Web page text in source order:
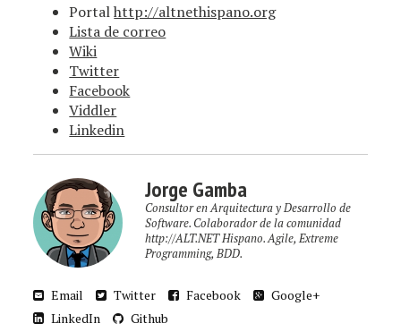
Portalhttp://altnethispano.org
Lista de correo
Wiki
Twitter
Facebook
Viddler
Linkedin
Jorge Gamba
Consultor en Arquitectura y Desarrollo de
Software. Colaborador de la comunidad
http://ALT.NET Hispano. Agile, Extreme
Programming, BDD.
Email Twitter Facebook
Google+
LinkedIn
Github